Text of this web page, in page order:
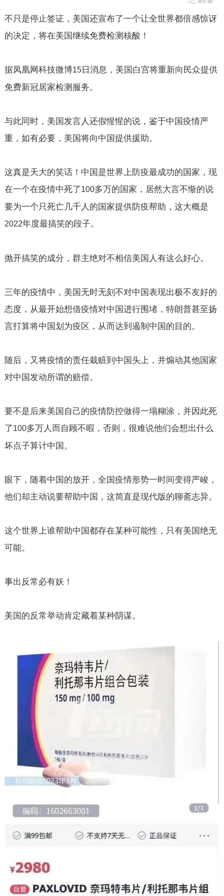
不只是停止签证，美国还宣布了一个让全世界都倍感惊讶
的决定，将在美国继续免费检测核酸！
据凤凰网科技微博15日消息，美国白宫将重新向民众提供
免费新冠居家检测服务。
与此同时，美国发言人还假惺惺的说，鉴于中国疫情严
重，如有必要，美国将向中国提供援助。
这真是天大的笑话！中国是世界上防疫最成功的国家，现
在一个在疫情中死了100多万的国家，居然大言不惭的说
要为一个只死亡几千人的国家提供防疫帮助，这大概是
2022年度最搞笑的段子。
抛开搞笑的成分，群主绝对不相信美国人有这么好心。
三年的疫情中，美国无时无刻不对中国表现出极不友好的
态度，从最开始想借疫情对中国进行围堵，特朗普甚至扬
言打算将中国划为疫区，从而达到遏制中国的目的。
随后，又将疫情的责任栽赃到中国头上，并煽动其他国家
对中国发动所谓的赔偿。
要不是后来美国自己的疫情防控做得一塌糊涂，并因此死
了100多万人而自顾不暇，否则，很难说他们会想出什么
坏点子算计中国。
眼下，随着中国的放开，全国疫情形势一时间变得严峻，
他们却主动说要帮助中国，这简直是现代版的聊斋志异。
这个世界上谁帮助中国都存在某种可能性，只有美国绝无
可能。
事出反常必有妖！
美国的反常举动肯定藏着某种阴谋。